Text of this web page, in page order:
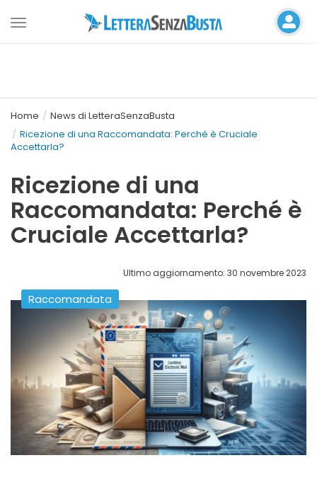
Toggle
Home
News di LetteraSenzaBusta
Ricezione di una Raccomandata: Perché è Cruciale
Accettarla?
Ricezione di una
Raccomandata: Perché è
Cruciale Accettarla?
Ultimo aggiornamento: 30 novembre 2023
Raccomandata